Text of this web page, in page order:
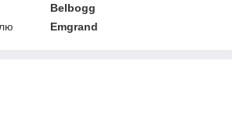
Belbogg
Emgrand